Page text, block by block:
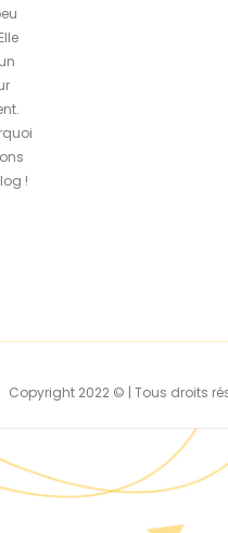
!
Copyright 2022 © | Tous droits